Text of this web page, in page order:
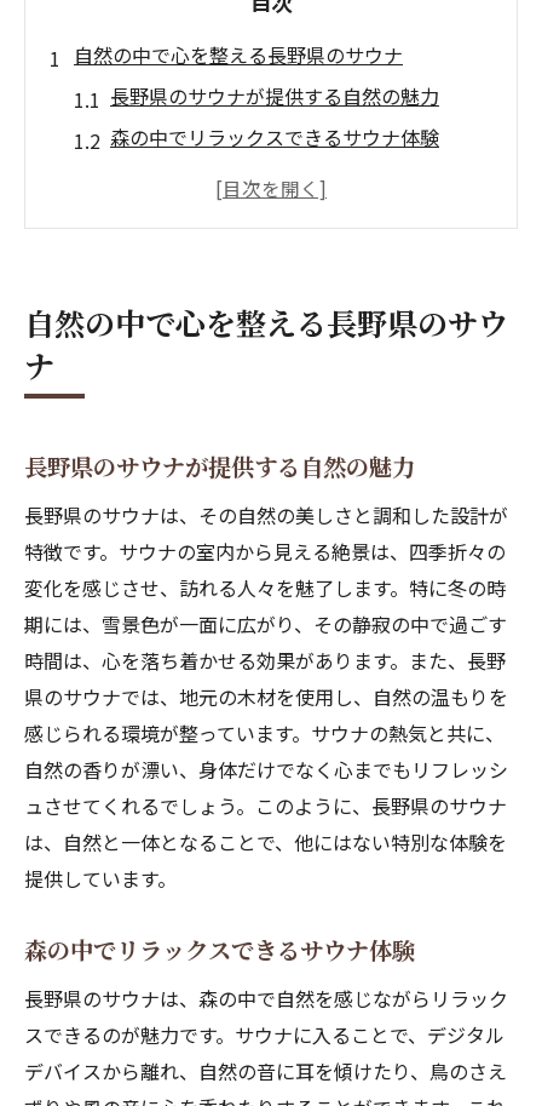
自然の中で心を整える長野県のサウナ
長野県のサウナが提供する自然の魅力
森の中でリラックスできるサウナ体験
長野の四季を感じるサウナの秘密
長野でのサウナ体験が心に与える影響
自然のパノラマが楽しめるサウナ
雲海を望む特別なサウナ体験
星空を眺める夜のサウナの楽しみ方
長野県での写真映えするサウナスポット
絶景とサウナのコンビネーションが生む癒
し
心身をリフレッシュする長野県サウナの楽しみ
方
サウナでの心のデトックス法
サウナ後のクールダウンの重要性
長野の地元食材を楽しむサウナめし
サウナとアクティビティの組み合わせ
心身のバランスを整えるサウナの効果
自然と一体化する長野県の究極サウナスポット
森林浴とサウナの相乗効果
自然の中で心を整える長野県のサウ
ナ
長野県のサウナが提供する自然の魅力
長野県のサウナは、その自然の美しさと調和した設計が
特徴です。サウナの室内から見える絶景は、四季折々の
変化を感じさせ、訪れる人々を魅了します。特に冬の時
期には、雪景色が一面に広がり、その静寂の中で過ごす
時間は、心を落ち着かせる効果があります。また、長野
県のサウナでは、地元の木材を使用し、自然の温もりを
感じられる環境が整っています。サウナの熱気と共に、
自然の香りが漂い、身体だけでなく心までもリフレッシ
ュさせてくれるでしょう。このように、長野県のサウナ
は、自然と一体となることで、他にはない特別な体験を
提供しています。
森の中でリラックスできるサウナ体験
長野県のサウナは、森の中で自然を感じながらリラック
スできるのが魅力です。サウナに入ることで、デジタル
デバイスから離れ、自然の音に耳を傾けたり、鳥のさえ